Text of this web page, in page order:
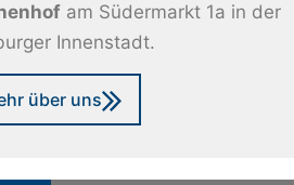
am Südermarkt 1a in der
Innenstadt.
über uns